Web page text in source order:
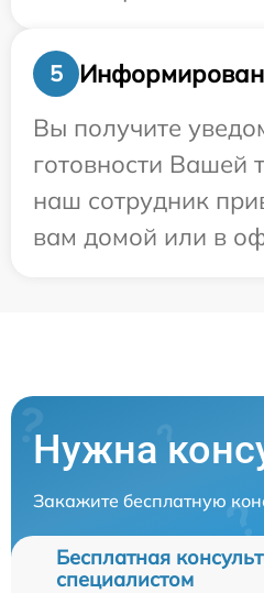
5
Вы получите
готовности Вашей
наш сотрудник
вам домой или в
Нужна
Закажите бесплатную
Бесплатная
специалистом